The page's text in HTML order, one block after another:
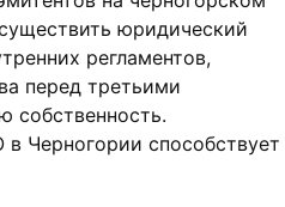
юридический
регламентов,
перед третьими
собственность.
Черногории способствует